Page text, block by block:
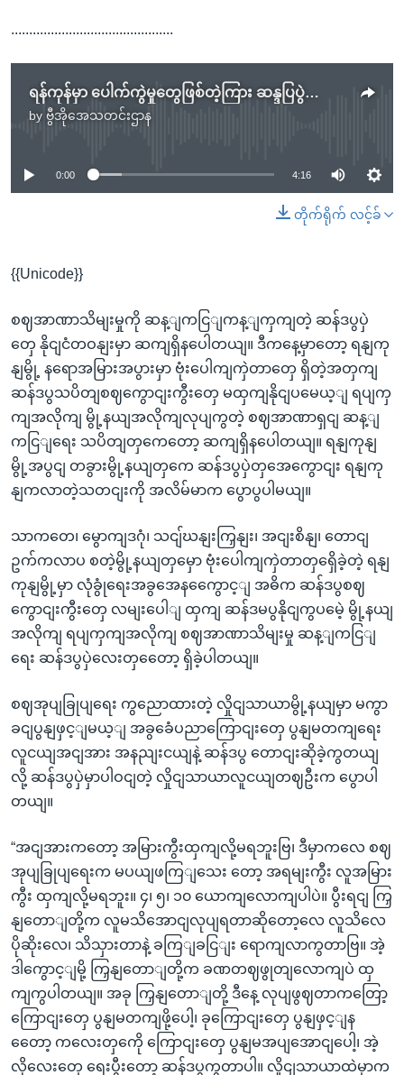
.............................................
ရန်ကုန်မှာ ပေါက်ကွဲမှုတွေဖြစ်တဲ့ကြား ဆန္ဒပြပွဲလေးတွေဆက်ရှိ
by ဗွီအိုအေသတင်းဌာန
No media source currently available
0:00 4:16
တိုက်ရိုက် လင့်ခ်
{{Unicode}}
စဈအာဏာသိမျးမှုကို ဆန့ျကငြျကန့ျကှကျတဲ့ ဆန်ဒပွပှဲ
တှေ နိုငျငံတဝနျးမှာ ဆကျရှိနပေါတယျ။ ဒီကနေ့မှာတော့ ရနျကု
နျမွို့ နရောအမြားအပွားမှာ ဗုံးပေါကျကှဲတာတှေ ရှိတဲ့အတှကျ
ဆန်ဒပွသပိတျစဈကွောငျးကွီးတှေ မထှကျနိုငျပမေယ့ျ ရပျကှ
ကျအလိုကျ မွို့နယျအလိုကျလုပျကွတဲ့ စဈအာဏာရှငျ ဆန့ျ
ကငြျရေး သပိတျတှကေတော့ ဆကျရှိနပေါတယျ။ ရနျကုနျ
မွို့အပွငျ တခွားမွို့နယျတှကေ ဆန်ဒပွပှဲတှအေကွောငျး ရနျကု
နျကလာတဲ့သတငျးကို အလိမ်မာက ပွောပွပါမယျ။
သာကတေ၊ မွောကျဒဂုံ၊ သငျ်ဃနျးကြှနျး၊ အငျးစိနျ၊ တောငျ
ဥက်ကလာပ စတဲ့မွို့နယျတှမှော ဗုံးပေါကျကှဲတာတှရှေိခဲ့တဲ့ ရနျ
ကုနျမွို့မှာ လုံခွုံရေးအခွအေနကွေောင့ျ အဓိက ဆန်ဒပွစဈ
ကွောငျးကွီးတှေ လမျးပေါျ ထှကျ ဆန်ဒမပွနိုငျကွပမေဲ့ မွို့နယျ
အလိုကျ ရပျကှကျအလိုကျ စဈအာဏာသိမျးမှု ဆန့ျကငြျ
ရေး ဆန်ဒပွပှဲလေးတှတေော့ ရှိခဲ့ပါတယျ။
စဈအုပျခြုပျရေး ကွညောထားတဲ့ လှိုငျသာယာမွို့နယျမှာ မကွာ
ခငျပွနျဖှင့ျမယ့ျ အခွခေံပညာကြောငျးတှေ ပွနျမတကျရေး
လူငယျအငျအား အနညျးငယျနဲ့ ဆန်ဒပွ တောငျးဆိုခဲ့ကွတယျ
လို့ ဆန်ဒပွပှဲမှာပါဝငျတဲ့ လှိုငျသာယာလူငယျတဈဦးက ပွောပါ
တယျ။
“အငျအားကတော့ အမြားကွီးထှကျလို့မရဘူးဗြ၊ ဒီမှာကလေ စဈ
အုပျခြုပျရေးက မပယျဖကြျသေး တော့ အရမျးကွီး လူအမြား
ကွီး ထှကျလို့မရဘူး။ ၄၊ ၅၊ ၁၀ ယောကျလောကျပါပဲ။ ပွီးရငျ ကြှ
နျတောျတို့က လူမသိအောငျလုပျရတာဆိုတော့လေ လူသိလေ
ပိုဆိုးလေ၊ သိသှားတာနဲ့ ခကြျခငြျး ရောကျလာကွတာဗြ။ အဲ့
ဒါကွောင့ျမို့ ကြှနျတောျတို့က ခဏတဈဖွုတျလောကျပဲ ထှ
ကျကွပါတယျ။ အခု ကြှနျတောျတို့ ဒီနေ့ လုပျဖွဈတာကတြော့
ကြောငျးတှေ ပွနျမတကျဖို့ပေါ့၊ ခုကြောငျးတှေ ပွနျဖှင့ျန
တေော့ ကလေးတှကေို ကြောငျးတှေ ပွနျမအပျအောငျပေါ့၊ အဲ့
လိုလေးတှေ ရေးပွီးတော့ ဆန်ဒပွကွတာပါ။ လှိုငျသာယာထဲမှာက